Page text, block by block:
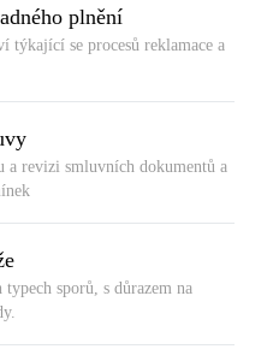
plnění
týkající se procesů reklamace a
a revizi smluvních dokumentů a
sporů, s důrazem na